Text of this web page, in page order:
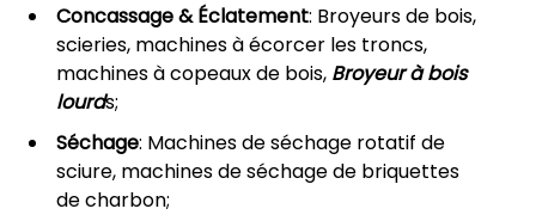
Concassage & Éclatement: Broyeurs de bois,
scieries, machines à écorcer les troncs,
machines à copeaux de bois, Broyeur à bois
lourds;
Séchage: Machines de séchage rotatif de
sciure, machines de séchage de briquettes
de charbon;